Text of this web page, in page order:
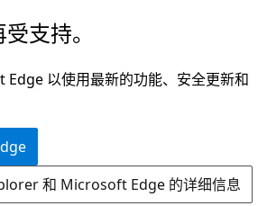
支持。
以使用最新的功能、安全更新和
和 Microsoft Edge 的详细信息